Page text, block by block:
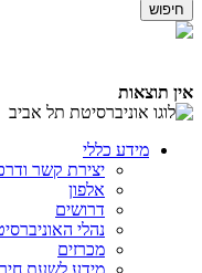
אין תוצאות
מידע כללי
יצירת קשר
אלפון
דרושים
נהלי
מכרזים
מידע לשעת